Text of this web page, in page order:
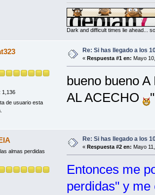
Dark and difficult times lie ahead...
1,136
de usuario esta
Re: Si has llegado a los
« Respuesta #1 en: Mayo
bueno bueno
AL ACECHO
almas perdidas
Re: Si has llegado a los
« Respuesta #2 en: Mayo
Entonces me
perdidas" y